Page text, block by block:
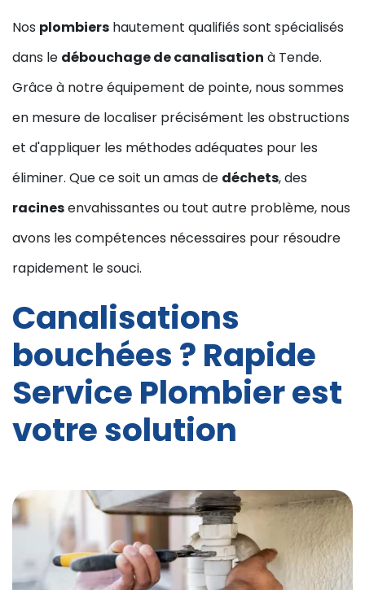
Nos plombiers hautement qualifiés sont spécialisés
dans le débouchage de canalisation à Tende.
Grâce à notre équipement de pointe, nous sommes
en mesure de localiser précisément les obstructions
et d'appliquer les méthodes adéquates pour les
éliminer. Que ce soit un amas de déchets, des
racinesenvahissantes ou tout autre problème, nous
avons les compétences nécessaires pour résoudre
rapidement le souci.
Canalisations
bouchées ? Rapide
Service Plombier est
votre solution